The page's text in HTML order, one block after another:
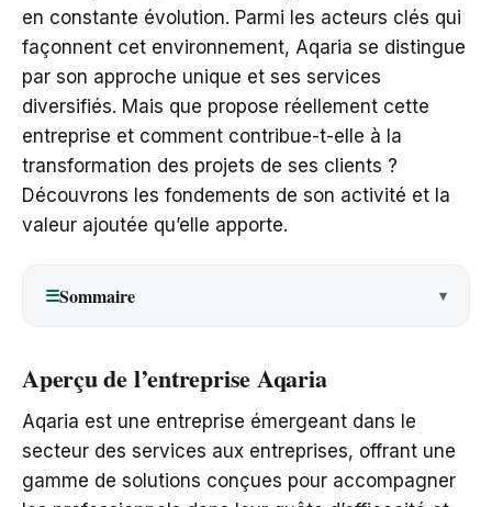
en constante évolution. Parmi les acteurs clés qui
façonnent cet environnement, Aqaria se distingue
par son approche unique et ses services
diversifiés. Mais que propose réellement cette
entreprise et comment contribue-t-elle à la
transformation des projets de ses clients ?
Découvrons les fondements de son activité et la
valeur ajoutée qu’elle apporte.
☰Sommaire
Aperçu de l’entreprise Aqaria
Aqaria est une entreprise émergeant dans le
secteur des services aux entreprises, offrant une
gamme de solutions conçues pour accompagner